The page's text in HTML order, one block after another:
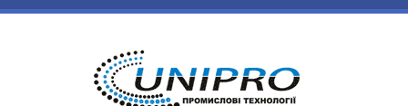
Перейти к основному содержанию